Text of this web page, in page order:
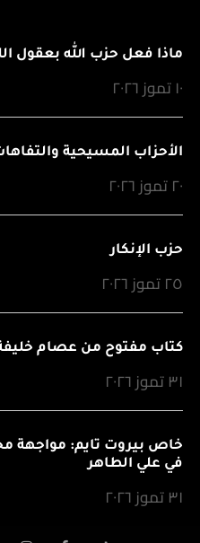
ماذا فعل حزب الله بعقول
١٠ تموز ٢٠٢٦
الأحزاب المسيحية
٢٠ تموز ٢٠٢٦
حزب الإنكار
٢٥ تموز ٢٠٢٦
كتاب مفتوح من عصام
٣١ تموز ٢٠٢٦
خاص بيروت تايم: مواجهة
في علي الطاهر
٣١ تموز ٢٠٢٦